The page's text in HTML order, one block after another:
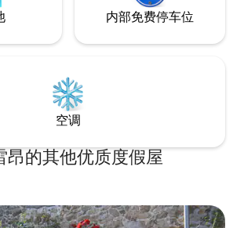
内部免费停车位
空调
昂的其他优质度假屋